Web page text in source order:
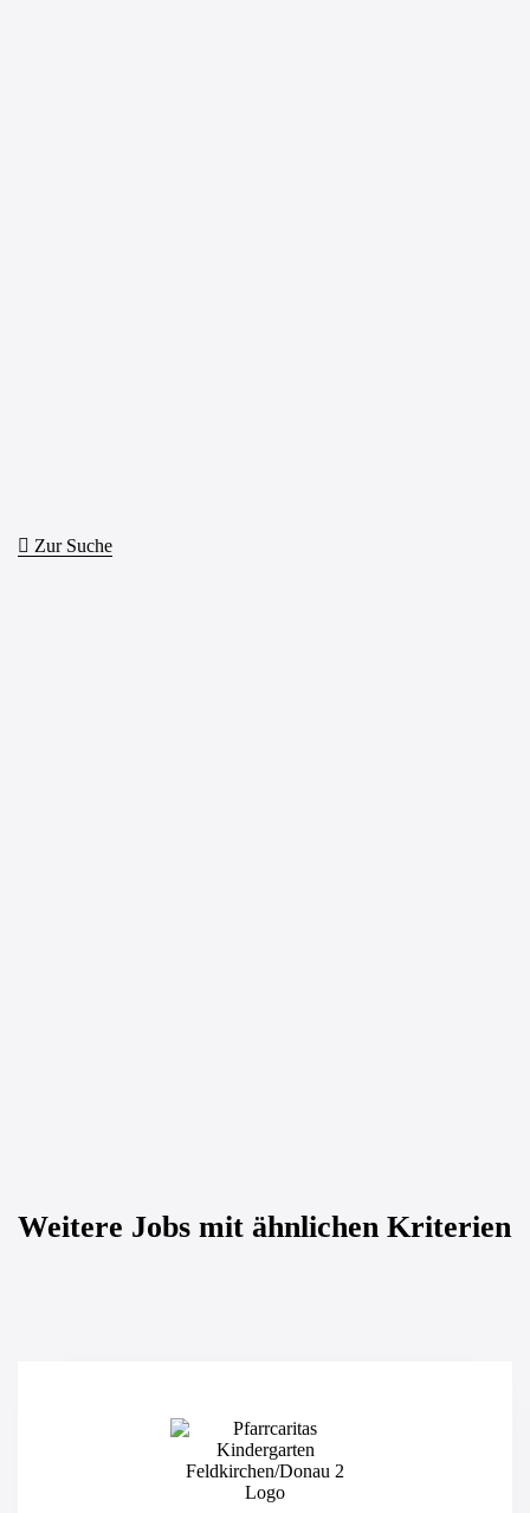
Zur Suche
Weitere Jobs mit ähnlichen Kriterien